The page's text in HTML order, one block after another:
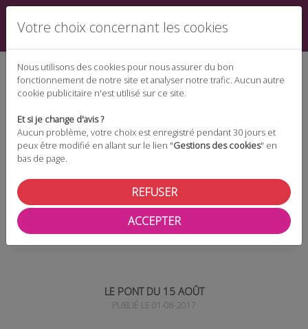
Espace téléchargement
Espace adhérent
Les actualités Le pont du 15 août
LE PONT DU 15 AOÛT
PUBLIÉ LE 01-08-2017
Votre choix concernant les cookies
Nous utilisons des cookies pour nous assurer du bon
fonctionnement de notre site et analyser notre trafic. Aucun autre
cookie publicitaire n'est utilisé sur ce site.
Et si je change d'avis ?
Aucun problème, votre choix est enregistré pendant 30 jours et
peux être modifié en allant sur le lien "Gestions des cookies" en
bas de page.
REFUSER
ACCEPTER